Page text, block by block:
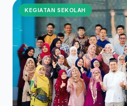
KEGIATAN SEKOLAH